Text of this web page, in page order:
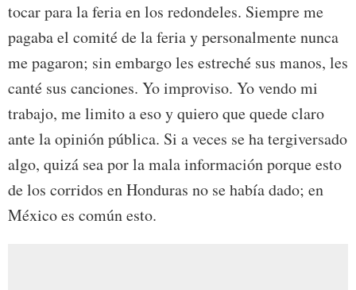
tocar para la feria en los redondeles. Siempre me
pagaba el comité de la feria y personalmente nunca
me pagaron; sin embargo les estreché sus manos, les
canté sus canciones. Yo improviso. Yo vendo mi
trabajo, me limito a eso y quiero que quede claro
ante la opinión pública. Si a veces se ha tergiversado
algo, quizá sea por la mala información porque esto
de los corridos en Honduras no se había dado; en
México es común esto.